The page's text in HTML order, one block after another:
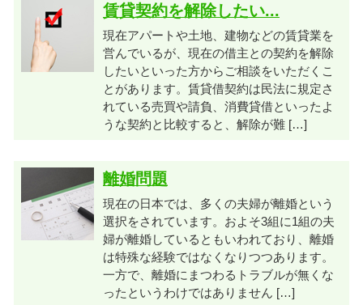
賃貸契約を解除したい...
現在アパートや土地、建物などの賃貸業を
営んでいるが、現在の借主との契約を解除
したいといった方からご相談をいただくこ
とがあります。賃貸借契約は民法に規定さ
れている売買や請負、消費貸借といったよ
うな契約と比較すると、解除が難 […]
離婚問題
現在の日本では、多くの夫婦が離婚という
選択をされています。およそ3組に1組の夫
婦が離婚しているともいわれており、離婚
は特殊な経験ではなくなりつつあります。
一方で、離婚にまつわるトラブルが無くな
ったというわけではありません […]